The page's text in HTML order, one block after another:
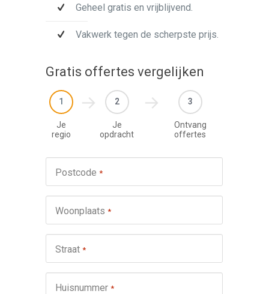
Geheel gratis en vrijblijvend.
Vakwerk tegen de scherpste prijs.
Gratis offertes vergelijken
1
Je
regio
2
Je
opdracht
3
Ontvang
offertes
Postcode *
Woonplaats *
Straat *
Huisnummer *